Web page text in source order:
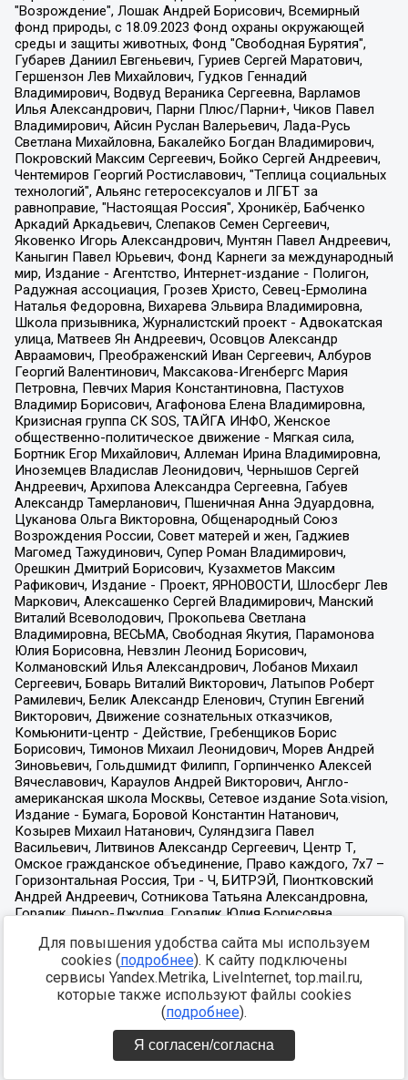
Для повышения удобства сайта мы используем
cookies (подробнее). К сайту подключены
сервисы Yandex.Metrika, LiveInternet, top.mail.ru,
которые также используют файлы cookies
(подробнее).
Я согласен/согласна